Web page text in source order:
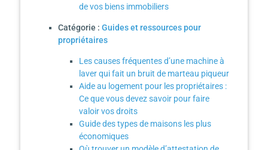
de vos biens immobiliers
Catégorie : Guides et ressources pour
propriétaires
Les causes fréquentes d’une machine à
laver qui fait un bruit de marteau piqueur
Aide au logement pour les propriétaires :
Ce que vous devez savoir pour faire
valoir vos droits
Guide des types de maisons les plus
économiques